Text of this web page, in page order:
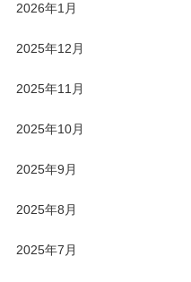
2026年1月
2025年12月
2025年11月
2025年10月
2025年9月
2025年8月
2025年7月